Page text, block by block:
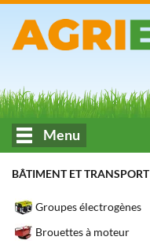
Menu
BÂTIMENT ET TRANSPORT
Groupes électrogènes
Brouettes à moteur